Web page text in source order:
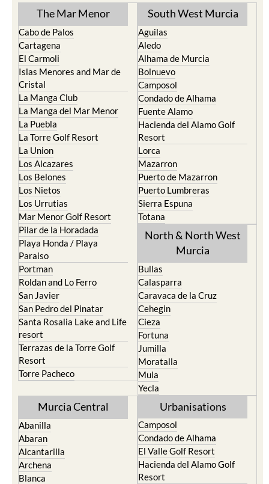
The Mar Menor
Cabo de Palos
Cartagena
El Carmoli
Islas Menores and Mar de
Cristal
La Manga Club
La Manga del Mar Menor
La Puebla
La Torre Golf Resort
La Union
Los Alcazares
Los Belones
Los Nietos
Los Urrutias
Mar Menor Golf Resort
Pilar de la Horadada
Playa Honda / Playa
Paraiso
Portman
Roldan and Lo Ferro
San Javier
San Pedro del Pinatar
Santa Rosalia Lake and Life
resort
Terrazas de la Torre Golf
Resort
Torre Pacheco
South West Murcia
Aguilas
Aledo
Alhama de Murcia
Bolnuevo
Camposol
Condado de Alhama
Fuente Alamo
Hacienda del Alamo Golf
Resort
Lorca
Mazarron
Puerto de Mazarron
Puerto Lumbreras
Sierra Espuna
Totana
North & North West
Murcia
Bullas
Calasparra
Caravaca de la Cruz
Cehegin
Cieza
Fortuna
Jumilla
Moratalla
Mula
Yecla
Murcia Central
Abanilla
Abaran
Alcantarilla
Archena
Blanca
Urbanisations
Camposol
Condado de Alhama
El Valle Golf Resort
Hacienda del Alamo Golf
Resort